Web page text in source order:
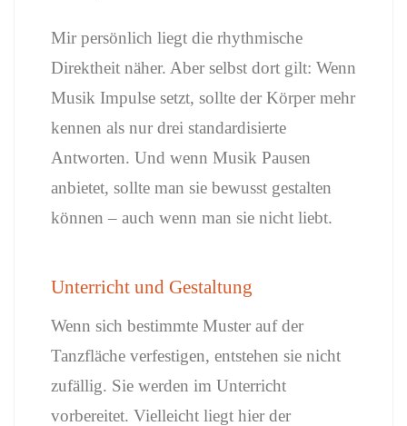
Mir persönlich liegt die rhythmische
Direktheit näher. Aber selbst dort gilt: Wenn
Musik Impulse setzt, sollte der Körper mehr
kennen als nur drei standardisierte
Antworten. Und wenn Musik Pausen
anbietet, sollte man sie bewusst gestalten
können – auch wenn man sie nicht liebt.
Unterricht und Gestaltung
Wenn sich bestimmte Muster auf der
Tanzfläche verfestigen, entstehen sie nicht
zufällig. Sie werden im Unterricht
vorbereitet. Vielleicht liegt hier der